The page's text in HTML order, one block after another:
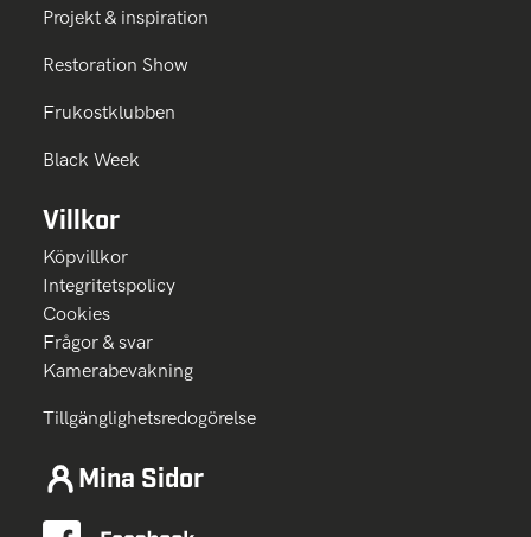
Projekt & inspiration
Restoration Show
Frukostklubben
Black Week
Villkor
Köpvillkor
Integritetspolicy
Cookies
Frågor & svar
Kamerabevakning
Tillgänglighetsredogörelse
Mina Sidor